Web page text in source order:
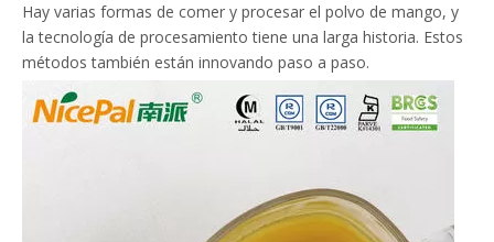
Hay varias formas de comer y procesar el polvo de mango, y
la tecnología de procesamiento tiene una larga historia. Estos
métodos también están innovando paso a paso.